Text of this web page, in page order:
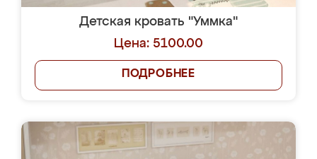
Детская кровать "Уммка"
Цена: 5100.00
ПОДРОБНЕЕ